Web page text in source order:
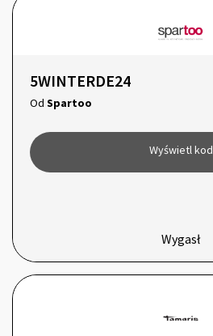
5WINTERDE24
Od Spartoo
Wyświetl kod
Wygasł